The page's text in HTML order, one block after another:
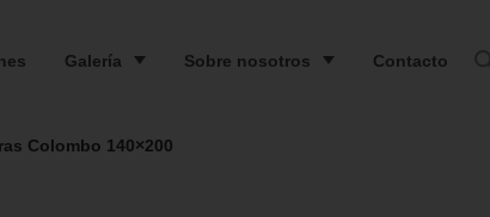
Galería Sobre nosotros Contacto
Colombo 140×200